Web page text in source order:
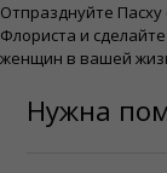
Отпразднуйте
Флориста и
женщин в вашей
Нужна